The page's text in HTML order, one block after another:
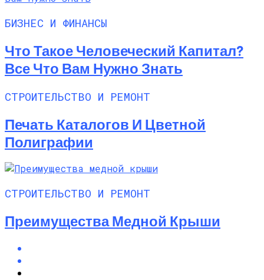
БИЗНЕС И ФИНАНСЫ
Что Такое Человеческий Капитал?
Все Что Вам Нужно Знать
СТРОИТЕЛЬСТВО И РЕМОНТ
Печать Каталогов И Цветной
Полиграфии
СТРОИТЕЛЬСТВО И РЕМОНТ
Преимущества Медной Крыши